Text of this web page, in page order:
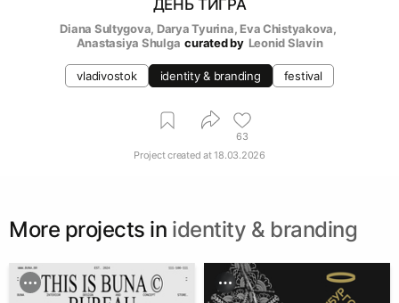
ДЕНЬ ТИГРА
Diana Sultygova, Darya Tyurina, Eva Chistyakova,
Anastasiya Shulga curated by Leonid Slavin
vladivostok identity & branding festival
63
Project created at18.03.2026
More projects in identity & branding